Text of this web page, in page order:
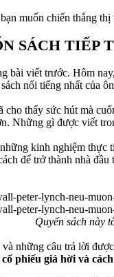
muốn chiến thắng
SÁCH
viết trước. Hôm
nổi tiếng nhất của
thấy sức hút mà
Những gì được viết
kinh nghiệm
để trở thành nhà
Quyển sách này
những câu trả lời
phiếu giá hời và